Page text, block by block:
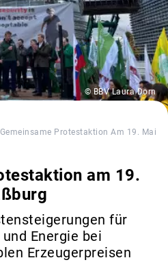
© BBV Laura Dorn
Gemeinsame Protestaktion Am 19. Mai
am 19.
für
Energie bei
Erzeugerpreisen